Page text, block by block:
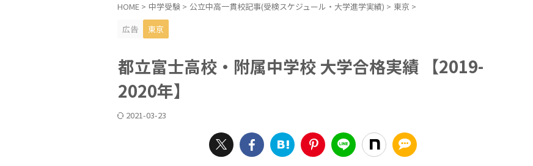
HOME > 中学受験 > 公立中高一貫校記事(受検スケジュール・大学進学実績) > 東京 >
広告
東京
都立富士高校・附属中学校 大学合格実績 【2019-
2020年】
2021-03-23